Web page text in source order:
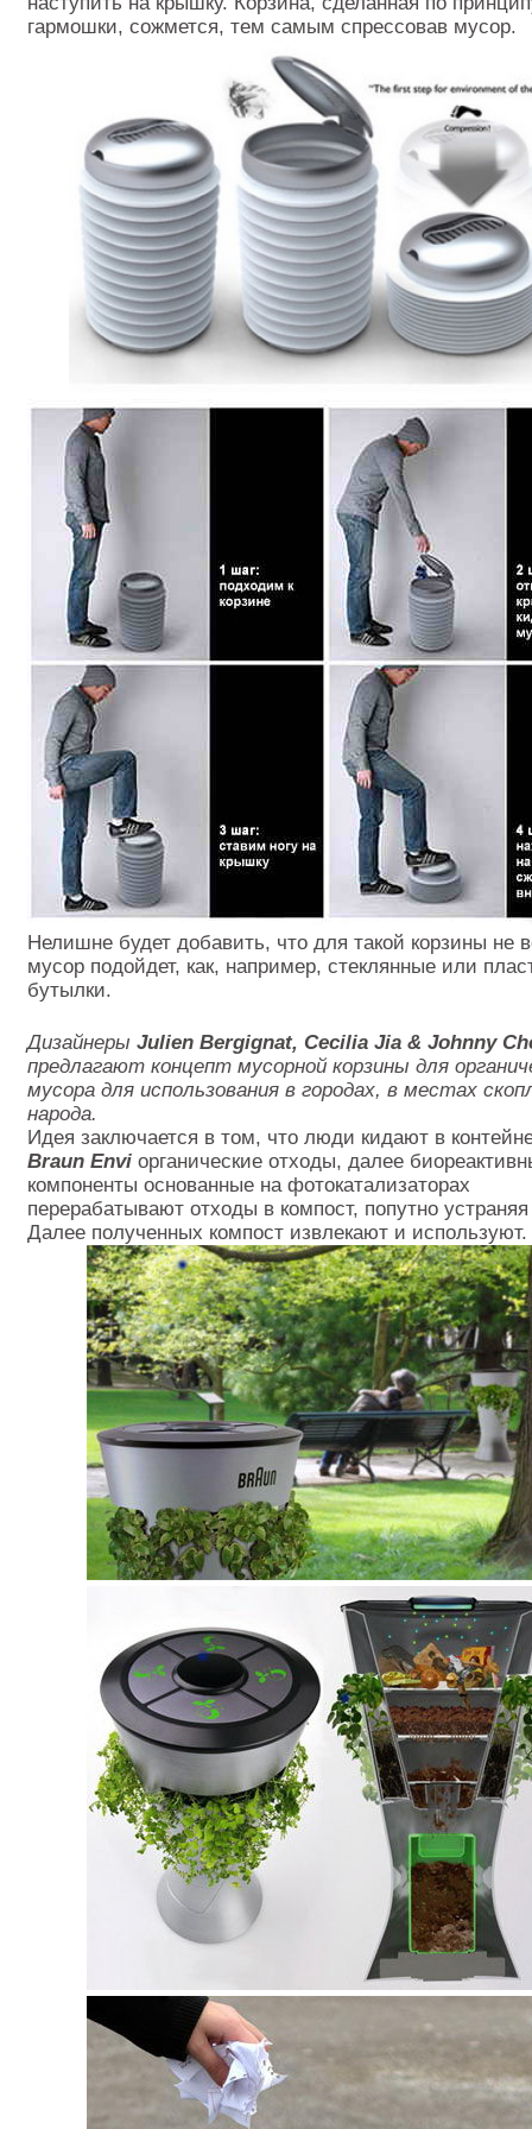
гармошки, сожмется, тем самым спрессовав мусор.
Нелишне будет добавить, что для такой корзины не
мусор подойдет, как, например, стеклянные или
бутылки.
Дизайнеры Julien Bergignat, Cecilia Jia & Johnny
предлагают концепт мусорной корзины для
мусора для использования в городах, в местах
народа.
Идея заключается в том, что люди кидают в
Braun Envi органические отходы, далее
компоненты основанные на фотокатализаторах
перерабатывают отходы в компост, попутно
Далее полученных компост извлекают и используют.